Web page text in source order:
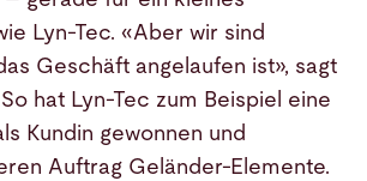
Lyn-Tec. «Aber wir sind
Geschäft angelaufen ist», sagt
hat Lyn-Tec zum Beispiel eine
Kundin gewonnen und
Auftrag Geländer-Elemente.